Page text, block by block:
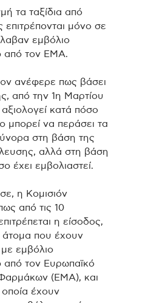
τα ταξίδια από
επιτρέπονται μόνο σε
εμβόλιο
από τον ΕΜΑ.
ανέφερε πως βάσει
από την 1η Μαρτίου
κατά πόσο
μπορεί να περάσει τα
στη βάση της
αλλά στη βάση
έχει εμβολιαστεί.
η Κομισιόν
από τις 10
η είσοδος,
άτομα που έχουν
με εμβόλιο
από τον Ευρωπαϊκό
(ΕΜΑ), και
έχουν